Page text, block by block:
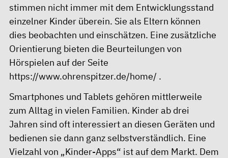
stimmen nicht immer mit dem Entwicklungsstand
einzelner Kinder überein. Sie als Eltern können
dies beobachten und einschätzen. Eine zusätzliche
Orientierung bieten die Beurteilungen von
Hörspielen auf der Seite
https://www.ohrenspitzer.de/home/ .
Smartphones und Tablets gehören mittlerweile
zum Alltag in vielen Familien. Kinder ab drei
Jahren sind oft interessiert an diesen Geräten und
bedienen sie dann ganz selbstverständlich. Eine
Vielzahl von „Kinder-Apps“ ist auf dem Markt. Dem